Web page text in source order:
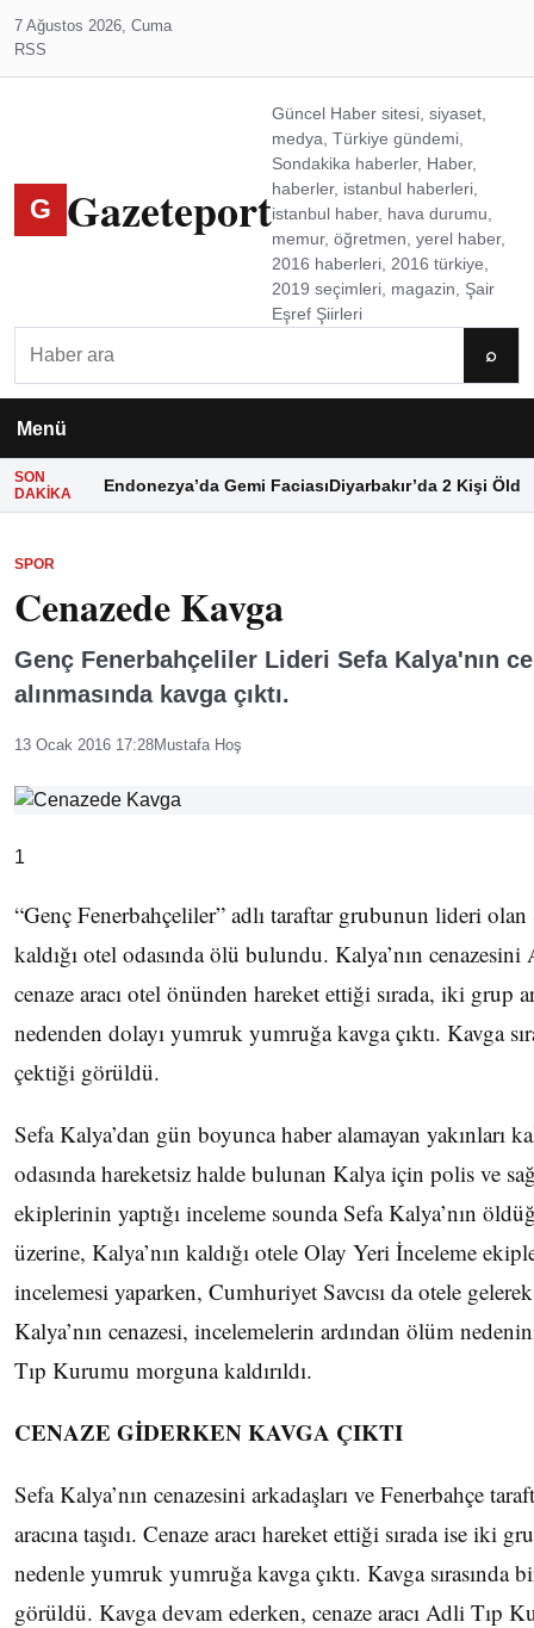
7 Ağustos 2026, Cuma
RSS
G Gazeteport
Güncel Haber sitesi, siyaset,
medya, Türkiye gündemi,
Sondakika haberler, Haber,
haberler, istanbul haberleri,
istanbul haber, hava durumu,
memur, öğretmen, yerel haber,
2016 haberleri, 2016 türkiye,
2019 seçimleri, magazin, Şair
Eşref Şiirleri
⌕
Menü
SON
DAKIKA
Endonezya’da Gemi FaciasıDiyarbakır’da 2 Kişi Öldü
SPOR
Cenazede Kavga
Genç Fenerbahçeliler Lideri Sefa Kalya'nın
alınmasında kavga çıktı.
13 Ocak 2016 17:28Mustafa Hoş
1
“Genç Fenerbahçeliler” adlı taraftar grubunun lideri
kaldığı otel odasında ölü bulundu. Kalya’nın cenazesini
cenaze aracı otel önünden hareket ettiği sırada, iki grup
nedenden dolayı yumruk yumruğa kavga çıktı. Kavga
çektiği görüldü.
Sefa Kalya’dan gün boyunca haber alamayan yakınları
odasında hareketsiz halde bulunan Kalya için polis ve
ekiplerinin yaptığı inceleme sounda Sefa Kalya’nın
üzerine, Kalya’nın kaldığı otele Olay Yeri İnceleme
incelemesi yaparken, Cumhuriyet Savcısı da otele
Kalya’nın cenazesi, incelemelerin ardından ölüm
Tıp Kurumu morguna kaldırıldı.
CENAZE GİDERKEN KAVGA ÇIKTI
Sefa Kalya’nın cenazesini arkadaşları ve Fenerbahçe
aracına taşıdı. Cenaze aracı hareket ettiği sırada ise iki
nedenle yumruk yumruğa kavga çıktı. Kavga sırasında
görüldü. Kavga devam ederken, cenaze aracı Adli Tıp